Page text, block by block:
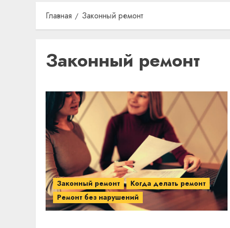
Главная Законный ремонт
Законный ремонт
Законный ремонт
Когда делать ремонт
Ремонт без нарушений